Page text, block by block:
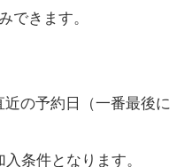
できます。
の予約日（一番最後に
条件となります。